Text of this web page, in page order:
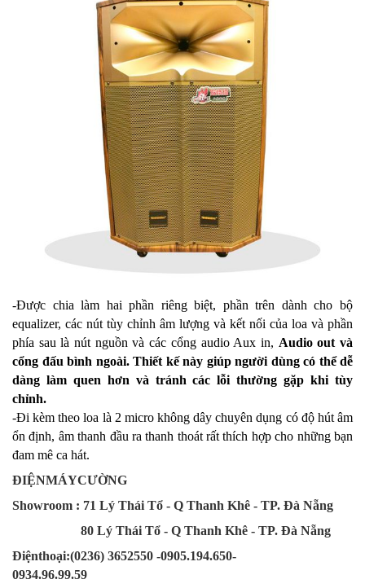
-Được chia làm hai phần riêng biệt, phần trên dành cho bộ
equalizer, các nút tùy chỉnh âm lượng và kết nối của loa và phần
phía sau là nút nguồn và các cổng audio Aux in, Audio out và
cổng đấu bình ngoài. Thiết kế này giúp người dùng có thể dễ
dàng làm quen hơn và tránh các lỗi thường gặp khi tùy
chỉnh.
-Đi kèm theo loa là 2 micro không dây chuyên dụng có độ hút âm
ổn định, âm thanh đầu ra thanh thoát rất thích hợp cho những bạn
đam mê ca hát.
ĐIỆNMÁYCƯỜNG
Showroom : 71 Lý Thái Tổ - Q Thanh Khê - TP. Đà Nẵng
80 Lý Thái Tổ - Q Thanh Khê - TP. Đà Nẵng
Điệnthoại:(0236) 3652550 -0905.194.650-
0934.96.99.59